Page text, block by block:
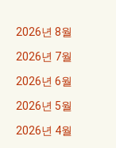
2026년 8월
2026년 7월
2026년 6월
2026년 5월
2026년 4월